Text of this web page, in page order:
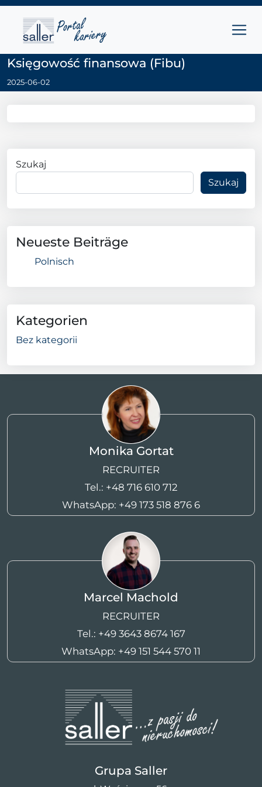
Przejdź do treści
Main Navigation
Księgowość finansowa (Fibu)
2025-06-02
Szukaj
Szukaj
Neueste Beiträge
Polnisch
Kategorien
Bez kategorii
Monika Gortat
RECRUITER
Tel.: +48 716 610 712
WhatsApp: +49 173 518 876 6
Marcel Machold
RECRUITER
Tel.: +49 3643 8674 167
WhatsApp: +49 151 544 570 11
Grupa Saller